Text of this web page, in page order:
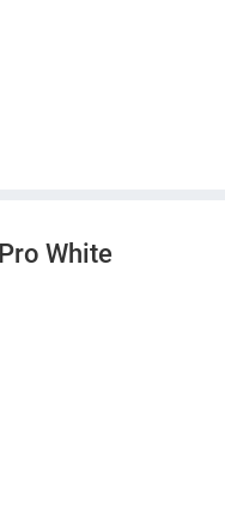
White